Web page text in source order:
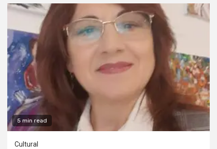
5 min read
Cultural